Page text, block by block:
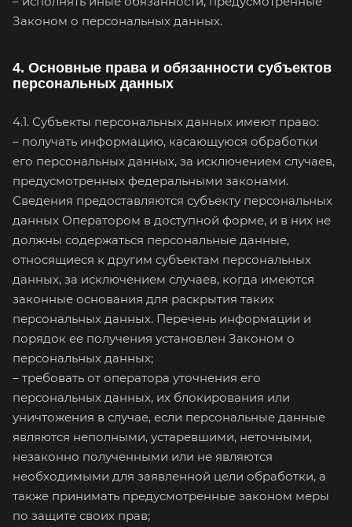
Законом о персональных данных.
4. Основные права и обязанности субъектов
персональных данных
4.1. Субъекты персональных данных имеют право:
– получать информацию, касающуюся обработки
его персональных данных, за исключением случаев,
предусмотренных федеральными законами.
Сведения предоставляются субъекту персональных
данных Оператором в доступной форме, и в них не
должны содержаться персональные данные,
относящиеся к другим субъектам персональных
данных, за исключением случаев, когда имеются
законные основания для раскрытия таких
персональных данных. Перечень информации и
порядок ее получения установлен Законом о
персональных данных;
– требовать от оператора уточнения его
персональных данных, их блокирования или
уничтожения в случае, если персональные данные
являются неполными, устаревшими, неточными,
незаконно полученными или не являются
необходимыми для заявленной цели обработки, а
также принимать предусмотренные законом меры
по защите своих прав;